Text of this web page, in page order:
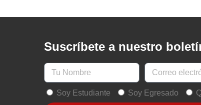
Suscríbete a nuestro
Soy Estudiante Soy Egresado